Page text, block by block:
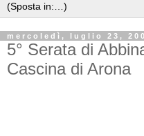
mercoledì, luglio 23,
5° Serata di
Cascina di Arona